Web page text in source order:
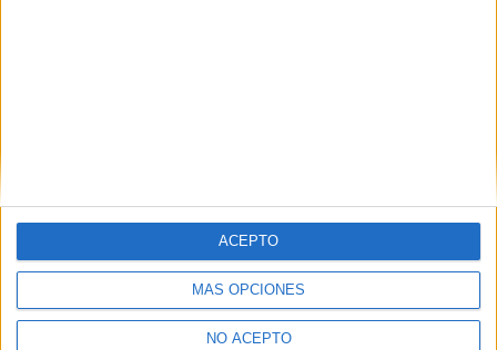
MÁS OPCIONES
NO ACEPTO
ACEPTO
Y como regalo de agradecimiento, por registrarte te daremos
gratis una copia de nuestro ebook con 100 consejos para tu
primer año de universidad